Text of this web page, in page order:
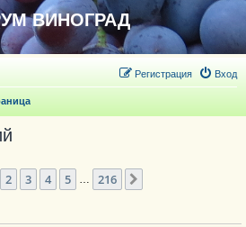
ВИНОГРАД
Вход
Регистрация
из 1076
2 3 4 5 … 216